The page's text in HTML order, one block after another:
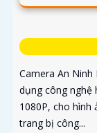
Camera An Ninh
dụng công nghệ
1080P, cho hình
trang bị công...